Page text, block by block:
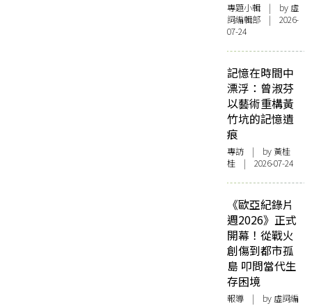
專題小輯 | by 虛
詞編輯部 | 2026-
07-24
記憶在時間中
漂浮：曾淑芬
以藝術重構黃
竹坑的記憶遺
痕
專訪 | by 黃桂
桂 | 2026-07-24
《歐亞紀錄片
週2026》正式
開幕！從戰火
創傷到都市孤
島 叩問當代生
存困境
報導 | by 虛詞編